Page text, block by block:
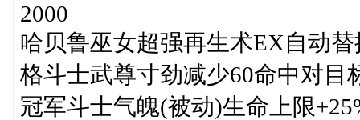
2000
哈贝鲁巫女超强再生术EX自动
格斗士武尊寸劲减少60命中对目
冠军斗士气魄(被动)生命上限